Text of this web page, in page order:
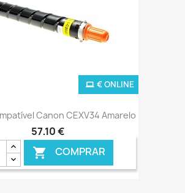
Canon CEXV34 Amarelo
57,10 €
 COMPRAR
€ ONLINE